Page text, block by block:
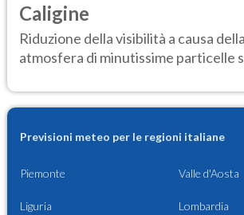
Caligine
Riduzione della visibilità a causa
atmosfera di minutissime particelle
Previsioni meteo per le regioni italiane
Piemonte Valle d'Aosta
Liguria Lombardia